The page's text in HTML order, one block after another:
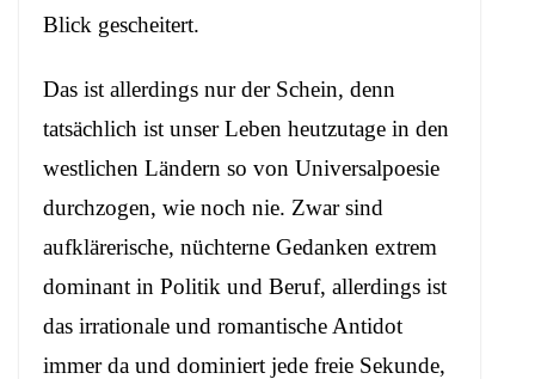
Blick gescheitert.
Das ist allerdings nur der Schein, denn
tatsächlich ist unser Leben heutzutage in den
westlichen Ländern so von Universalpoesie
durchzogen, wie noch nie. Zwar sind
aufklärerische, nüchterne Gedanken extrem
dominant in Politik und Beruf, allerdings ist
das irrationale und romantische Antidot
immer da und dominiert jede freie Sekunde,